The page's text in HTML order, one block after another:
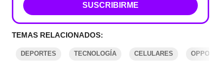
SUSCRIBIRME
TEMAS RELACIONADOS:
DEPORTES TECNOLOGÍA CELULARES OPPO